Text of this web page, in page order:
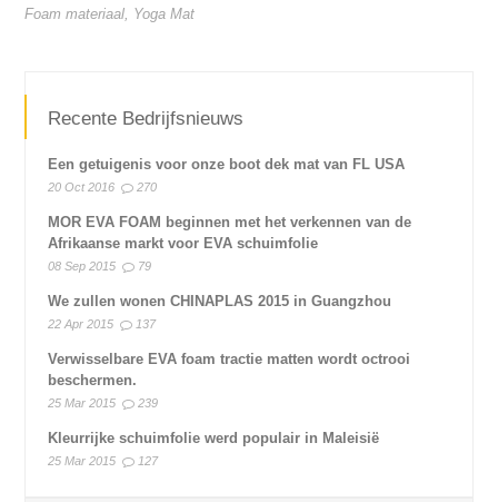
Foam materiaal, Yoga Mat
Recente Bedrijfsnieuws
Een getuigenis voor onze boot dek mat van FL USA
20 Oct 2016 270
MOR EVA FOAM beginnen met het verkennen van de
Afrikaanse markt voor EVA schuimfolie
08 Sep 2015 79
We zullen wonen CHINAPLAS 2015 in Guangzhou
22 Apr 2015 137
Verwisselbare EVA foam tractie matten wordt octrooi
beschermen.
25 Mar 2015 239
Kleurrijke schuimfolie werd populair in Maleisië
25 Mar 2015 127